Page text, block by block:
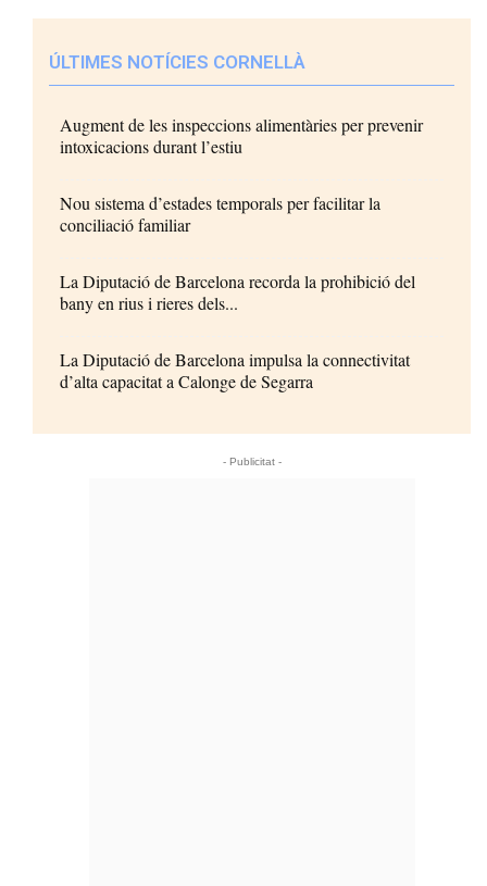
ÚLTIMES NOTÍCIES CORNELLÀ
Augment de les inspeccions alimentàries per prevenir
intoxicacions durant l’estiu
Nou sistema d’estades temporals per facilitar la
conciliació familiar
La Diputació de Barcelona recorda la prohibició del
bany en rius i rieres dels...
La Diputació de Barcelona impulsa la connectivitat
d’alta capacitat a Calonge de Segarra
- Publicitat -